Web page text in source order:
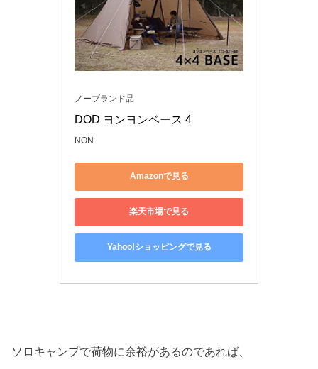
ノーブランド品
DOD ヨンヨンベース 4
NON
Amazonで見る
楽天市場で見る
Yahoo!ショッピングで見る
ソロキャンプで荷物に余裕があるのであれば、